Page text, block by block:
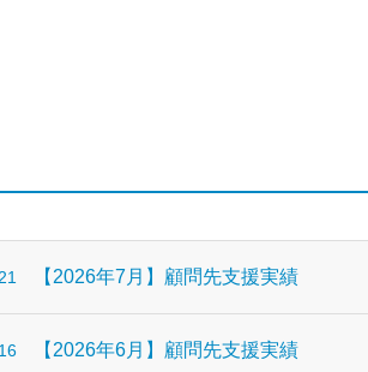
【2026年7月】顧問先支援実績
【2026年6月】顧問先支援実績